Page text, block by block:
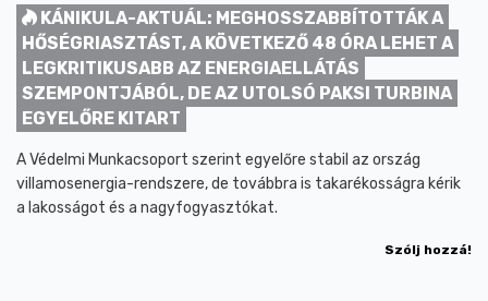
KÁNIKULA-AKTUÁL: MEGHOSSZABBÍTOTTÁK A
HŐSÉGRIASZTÁST, A KÖVETKEZŐ 48 ÓRA LEHET A
LEGKRITIKUSABB AZ ENERGIAELLÁTÁS
SZEMPONTJÁBÓL, DE AZ UTOLSÓ PAKSI TURBINA
EGYELŐRE KITART
A Védelmi Munkacsoport szerint egyelőre stabil az ország
villamosenergia-rendszere, de továbbra is takarékosságra kérik
a lakosságot és a nagyfogyasztókat.
Szólj hozzá!